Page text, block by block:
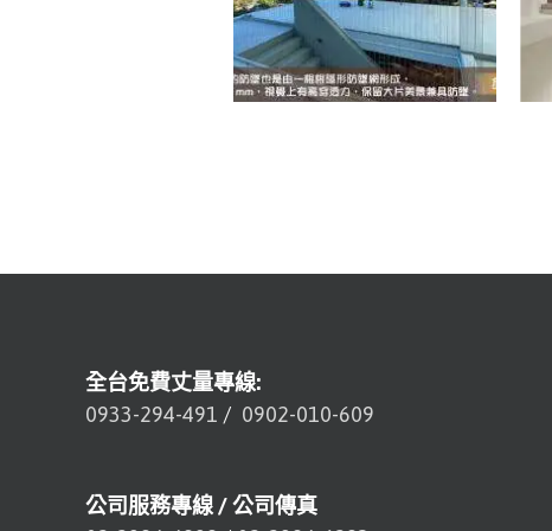
全台免費丈量專線:
0933-294-491 / 0902-010-609
公司服務專線 / 公司傳真